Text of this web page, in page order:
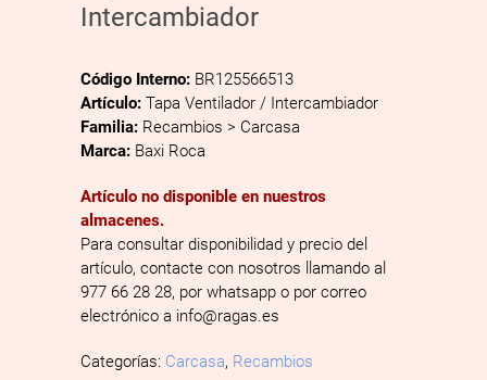
Intercambiador
Código Interno: BR125566513
Artículo: Tapa Ventilador / Intercambiador
Familia: Recambios > Carcasa
Marca: Baxi Roca
Artículo no disponible en nuestros
almacenes.
Para consultar disponibilidad y precio del
artículo, contacte con nosotros llamando al
977 66 28 28, por whatsapp o por correo
electrónico a info@ragas.es
Categorías: Carcasa, Recambios